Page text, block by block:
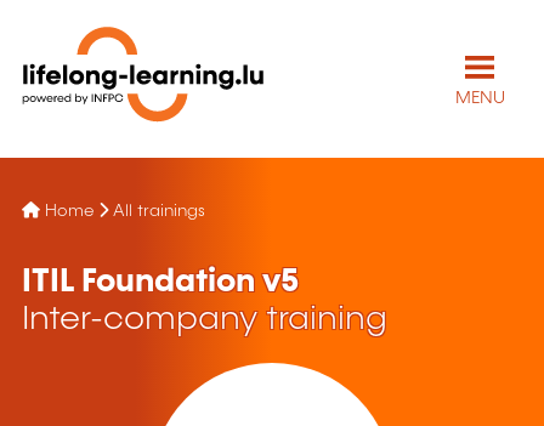
MENU
Home All trainings
ITIL Foundation v5
Inter-company training